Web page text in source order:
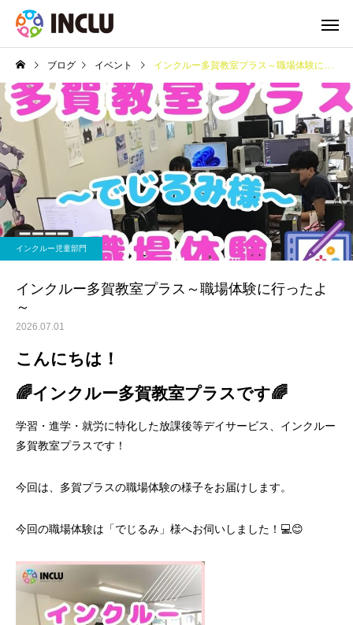
ブログ イベント インクルー多賀教室プラス～職場体験に行ったよ～
インクルー児童部門
インクルー多賀教室プラス～職場体験に行ったよ
～
2026.07.01
こんにちは！
🌈インクルー多賀教室プラスです🌈
学習・進学・就労に特化した放課後等デイサービス、インクルー
多賀教室プラスです！
今回は、多賀プラスの職場体験の様子をお届けします。
今回の職場体験は「でじるみ」様へお伺いしました！💻😊